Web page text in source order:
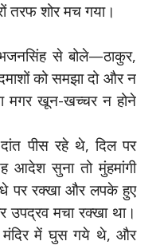
तरफ शोर मच गया।
से बोले—ठाकुर,
को समझा दो और न
मगर खून-खच्चर न होने
पीस रहे थे, दिल पर
आदेश सुना तो मुंहमांगी
पर रक्खा और लपके हुए
उपद्रव मचा रक्खा था।
मंदिर में घुस गये थे, और